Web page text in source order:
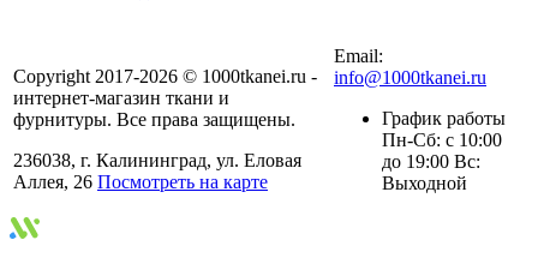
Copyright 2017-2026 © 1000tkanei.ru -
интернет-магазин ткани и
фурнитуры. Все права защищены.
236038, г. Калининград, ул. Еловая
Аллея, 26 Посмотреть на карте
Email:
info@1000tkanei.ru
График работы
Пн-Сб: с 10:00
до 19:00 Вс:
Выходной